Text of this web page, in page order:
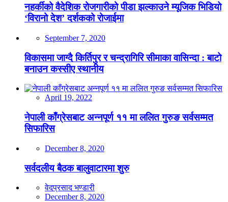
नहर्कीको वैदेशिक रोजगारीको पीडा झल्काउने म्यूजिक भिडियो
‘विरानो देश’ दर्शकको रोजाईमा
September 7, 2020
विकासमा जाग्दै किर्तिपुर र चन्द्रागिरि सीमाका वासिन्दा : बाटो
बनाउन कस्सीए स्थानीय
April 19, 2022
नेपाली काँग्रेसबाट अन्नपूर्ण ११ मा ललित गुरुङ सर्वसम्मत
सिफारिस
December 8, 2020
सर्वदलीय बैठक बालुवाटारमा शुरु
वेदप्रसाद भण्डारी
December 8, 2020